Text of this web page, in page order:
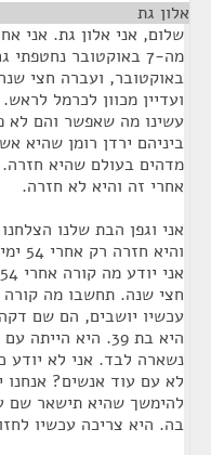
אלון גת
שלום, אני אלון גת. אני
באוקטובר, ועברה חצי
ועדיין מכוון לכרמל
עשינו מה שאפשר והם לא
ביניהם ירדן רומן שהיא
מדהים בעולם שהיא חזרה.
אחרי זה והיא לא חזרה.
אני וגפן הבת שלנו
חצי שנה. תחשבו מה
עכשיו יושבים, הם שם
היא בת 39. היא
נשארה לבד. אני לא יודע
לא עם עוד אנשים? אנחנו
להימשך שהיא תישאר שם
בה. היא צריכה עכשיו